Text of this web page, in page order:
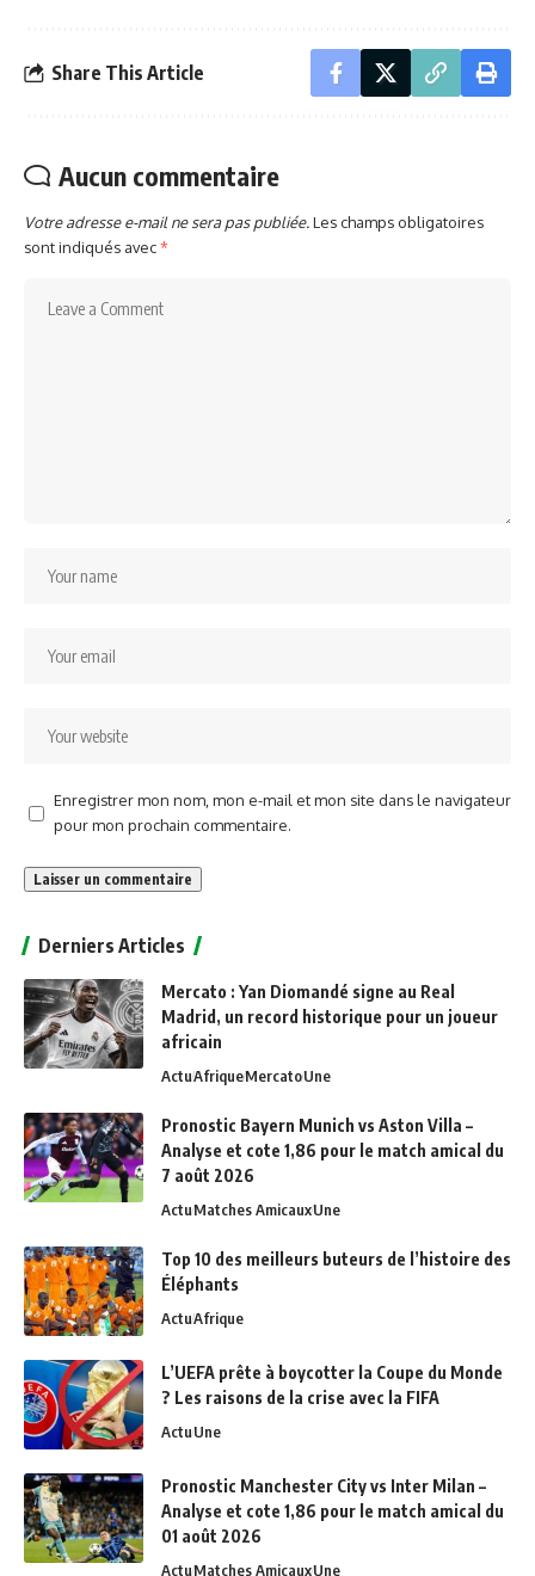
Share This Article
Aucun commentaire
Votre adresse e-mail ne sera pas publiée.Les champs obligatoires
sont indiqués avec*
Enregistrer mon nom, mon e-mail et mon site dans le navigateur
pour mon prochain commentaire.
Derniers Articles
Mercato : Yan Diomandé signe au Real
Madrid, un record historique pour un joueur
africain
ActuAfriqueMercatoUne
Pronostic Bayern Munich vs Aston Villa –
Analyse et cote 1,86 pour le match amical du
7 août 2026
ActuMatches AmicauxUne
Top 10 des meilleurs buteurs de l’histoire des
Éléphants
ActuAfrique
L’UEFA prête à boycotter la Coupe du Monde
? Les raisons de la crise avec la FIFA
ActuUne
Pronostic Manchester City vs Inter Milan –
Analyse et cote 1,86 pour le match amical du
01 août 2026
ActuMatches AmicauxUne